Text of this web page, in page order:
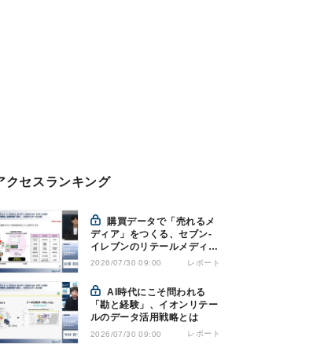
クセスランキング
購買データで「売れるメ
ディア」をつくる、セブン-
イレブンのリテールメディア
戦略
2026/07/30 09:00 レポート
AI時代にこそ問われる
「勘と経験」、イオンリテー
ルのデータ活用戦略とは
2026/07/30 09:00 レポート